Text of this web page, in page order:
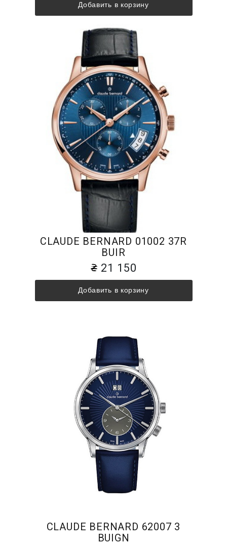
Добавить в корзину
CLAUDE BERNARD 01002 37R
BUIR
21 150
Добавить в корзину
CLAUDE BERNARD 62007 3
BUIGN